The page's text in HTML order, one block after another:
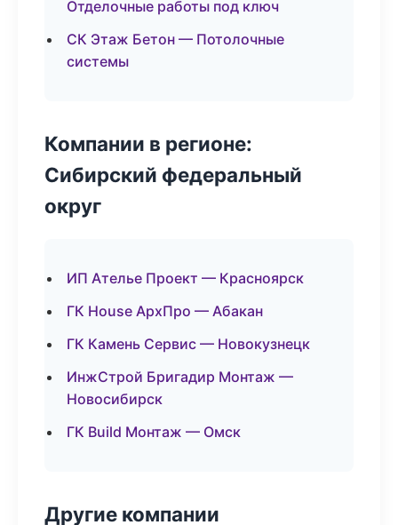
Отделочные работы под ключ
СК Этаж Бетон — Потолочные
системы
Компании в регионе:
Сибирский федеральный
округ
ИП Ателье Проект — Красноярск
ГК House АрхПро — Абакан
ГК Камень Сервис — Новокузнецк
ИнжСтрой Бригадир Монтаж —
Новосибирск
ГК Build Монтаж — Омск
Другие компании